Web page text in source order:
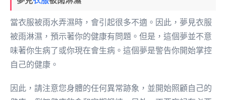
當衣服被雨水弄濕時，會引起很多不適。因此，夢見衣服
被雨淋濕，預示著你的健康有問題。但是，這個夢並不意
味著你生病了或你現在會生病。這個夢是警告你開始掌控
自己的健康。
因此，請注意您身體的任何異常跡象，並開始照顧自己的